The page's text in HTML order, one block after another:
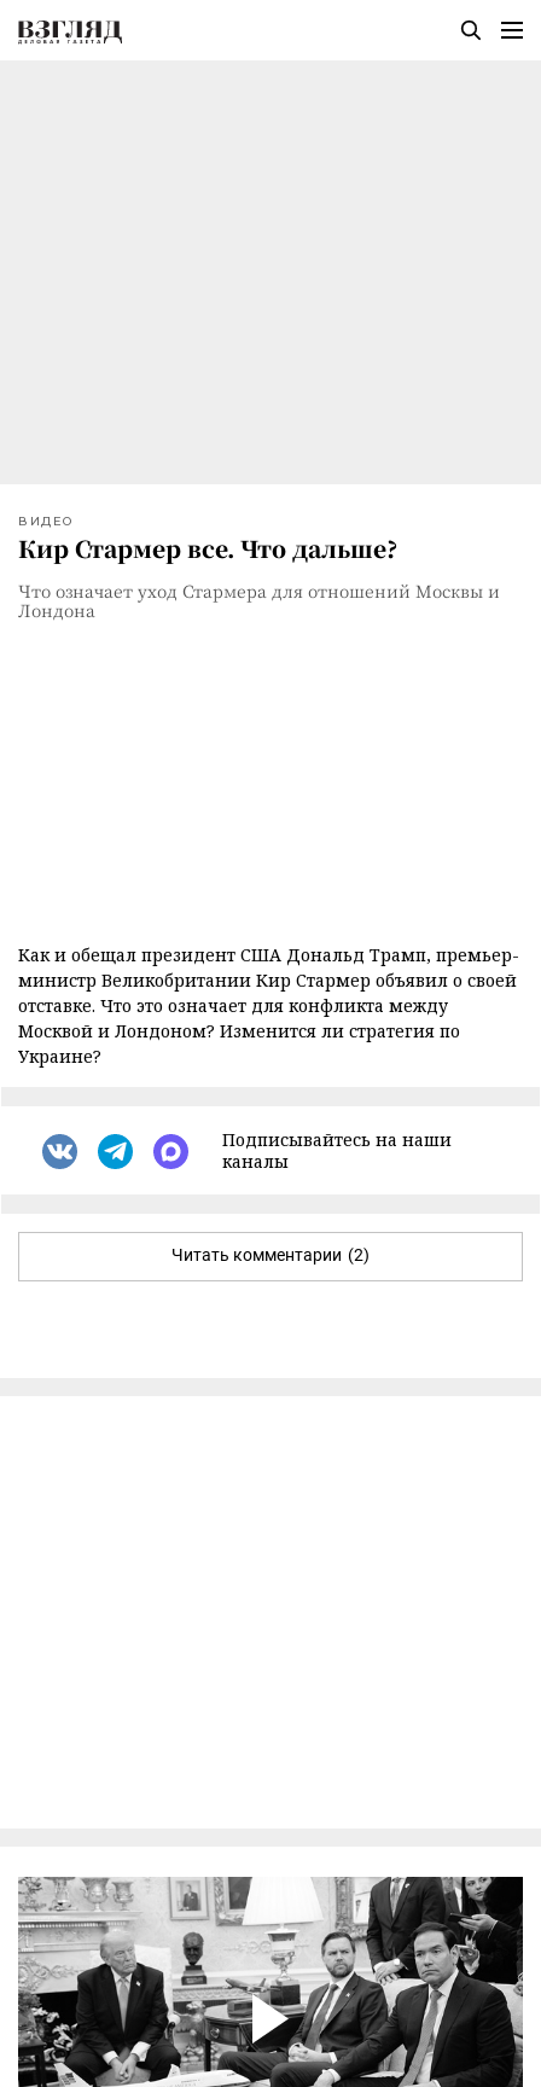
ВИДЕО
Кир Стармер все. Что дальше?
Что означает уход Стармера для отношений Москвы и
Лондона
Как и обещал президент США Дональд Трамп, премьер-
министр Великобритании Кир Стармер объявил о своей
отставке. Что это означает для конфликта между
Москвой и Лондоном? Изменится ли стратегия по
Украине?
Подписывайтесь на наши
каналы
Читать комментарии (2)